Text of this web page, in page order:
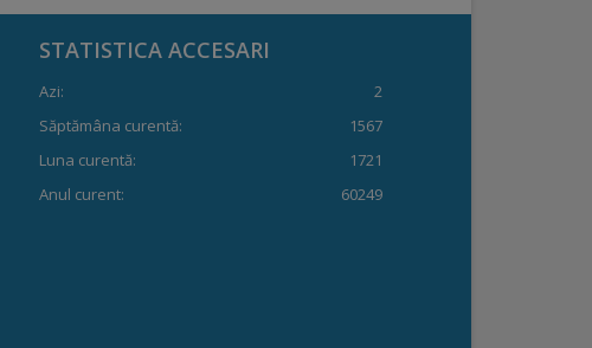
STATISTICA ACCESARI
Azi:
2
Săptămâna curentă:
1567
Luna curentă:
1721
Anul curent:
60249